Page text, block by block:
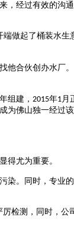
，经过有效的沟
做起了桶装水
他合伙创办水厂。
年组建， 2015年1月
为佛山独一经过
得尤为重要。
染。同时，专业
检测，同时，